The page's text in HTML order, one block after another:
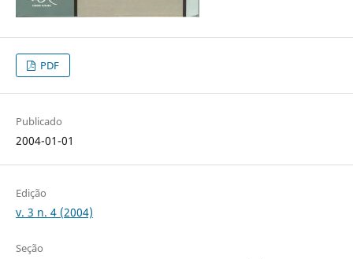
PDF
Publicado
2004-01-01
Edição
v. 3 n. 4 (2004)
Seção